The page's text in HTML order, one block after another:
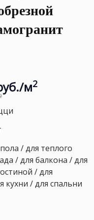
м2
/ для теплого
/ для балкона / для
/ для
кухни / для спальни